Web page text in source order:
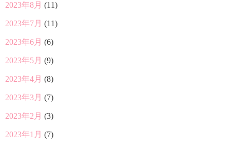
2023年8月 (11)
2023年7月 (11)
2023年6月 (6)
2023年5月 (9)
2023年4月 (8)
2023年3月 (7)
2023年2月 (3)
2023年1月 (7)